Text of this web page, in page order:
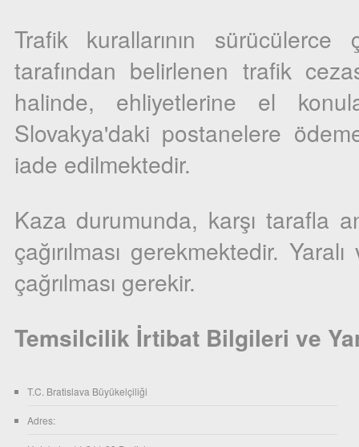
Trafik kurallarının
tarafından belirlenen trafik
halinde, ehliyetlerine el
Slovakya'daki postanelere
iade edilmektedir.
Kaza durumunda, karşı tarafla
çağırılması gerekmektedir.
çağrılması gerekir.
Temsilcilik İrtibat Bilgileri ve
T.C. Bratislava Büyükelçiliği
Adres: